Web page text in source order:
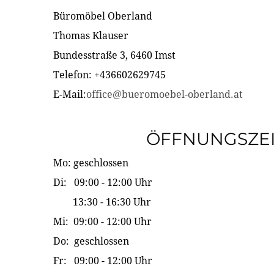
Büromöbel Oberland
Thomas Klauser
Bundesstraße 3, 6460 Imst
Telefon: +436602629745
E-Mail:office@bueromoebel-oberland.at
Mo: geschlossen
Di: 09:00 - 12:00 Uhr
13:30 - 16:30 Uhr
Mi: 09:00 - 12:00 Uhr
Do: geschlossen
Fr: 09:00 - 12:00 Uhr